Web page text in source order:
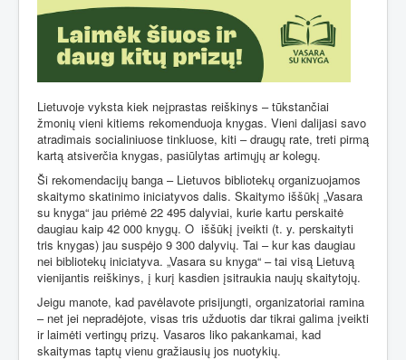
Lietuvoje vyksta kiek neįprastas reiškinys – tūkstančiai
žmonių vieni kitiems rekomenduoja knygas. Vieni dalijasi savo
atradimais socialiniuose tinkluose, kiti – draugų rate, treti pirmą
kartą atsiverčia knygas, pasiūlytas artimųjų ar kolegų.
Ši rekomendacijų banga – Lietuvos bibliotekų organizuojamos
skaitymo skatinimo iniciatyvos dalis. Skaitymo iššūkį „Vasara
su knyga“ jau priėmė 22 495 dalyviai, kurie kartu perskaitė
daugiau kaip 42 000 knygų. O iššūkį įveikti (t. y. perskaityti
tris knygas) jau suspėjo 9 300 dalyvių. Tai – kur kas daugiau
nei bibliotekų iniciatyva. „Vasara su knyga“ – tai visą Lietuvą
vienijantis reiškinys, į kurį kasdien įsitraukia naujų skaitytojų.
Jeigu manote, kad pavėlavote prisijungti, organizatoriai ramina
– net jei nepradėjote, visas tris užduotis dar tikrai galima įveikti
ir laimėti vertingų prizų. Vasaros liko pakankamai, kad
skaitymas taptų vienu gražiausių jos nuotykių.